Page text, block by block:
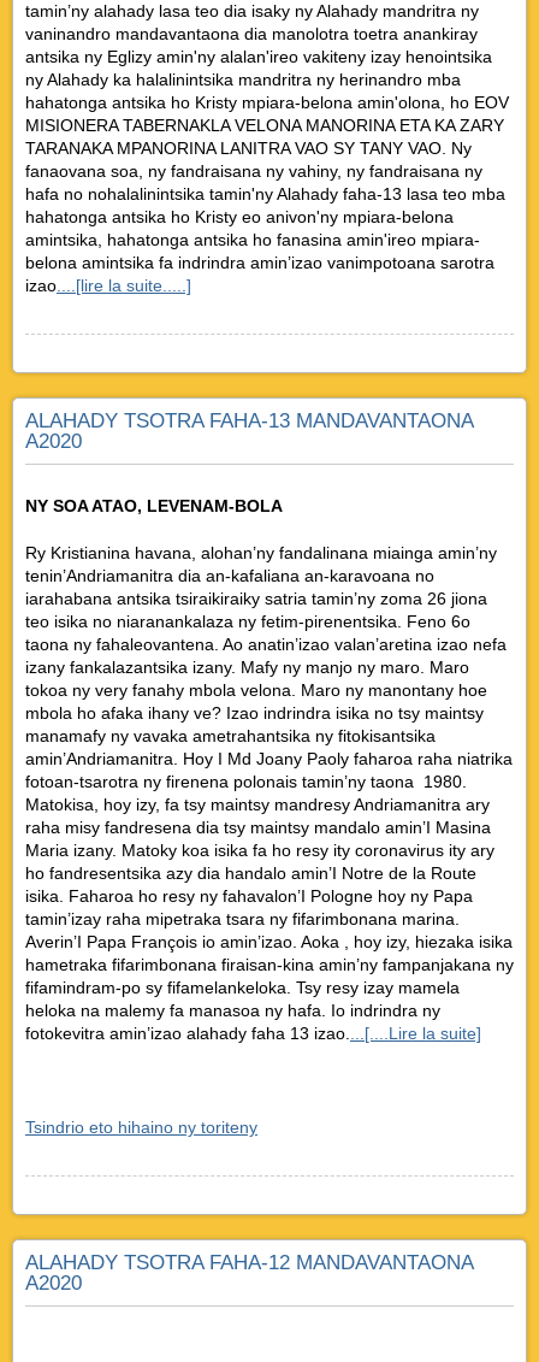
tamin’ny alahady lasa teo dia isaky ny Alahady mandritra ny
vaninandro mandavantaona dia manolotra toetra anankiray
antsika ny Eglizy amin'ny alalan'ireo vakiteny izay henointsika
ny Alahady ka halalinintsika mandritra ny herinandro mba
hahatonga antsika ho Kristy mpiara-belona amin'olona, ho EOV
MISIONERA TABERNAKLA VELONA MANORINA ETA KA ZARY
TARANAKA MPANORINA LANITRA VAO SY TANY VAO. Ny
fanaovana soa, ny fandraisana ny vahiny, ny fandraisana ny
hafa no nohalalinintsika tamin'ny Alahady faha-13 lasa teo mba
hahatonga antsika ho Kristy eo anivon'ny mpiara-belona
amintsika, hahatonga antsika ho fanasina amin'ireo mpiara-
belona amintsika fa indrindra amin’izao vanimpotoana sarotra
izao ....[lire la suite.....]
ALAHADY TSOTRA FAHA-13 MANDAVANTAONA
A2020
NY SOA ATAO, LEVENAM-BOLA
Ry Kristianina havana, alohan’ny fandalinana miainga amin’ny
tenin’Andriamanitra dia an-kafaliana an-karavoana no
iarahabana antsika tsiraikiraiky satria tamin’ny zoma 26 jiona
teo isika no niaranankalaza ny fetim-pirenentsika. Feno 6o
taona ny fahaleovantena. Ao anatin’izao valan’aretina izao nefa
izany fankalazantsika izany. Mafy ny manjo ny maro. Maro
tokoa ny very fanahy mbola velona. Maro ny manontany hoe
mbola ho afaka ihany ve? Izao indrindra isika no tsy maintsy
manamafy ny vavaka ametrahantsika ny fitokisantsika
amin’Andriamanitra. Hoy I Md Joany Paoly faharoa raha niatrika
fotoan-tsarotra ny firenena polonais tamin’ny taona 1980.
Matokisa, hoy izy, fa tsy maintsy mandresy Andriamanitra ary
raha misy fandresena dia tsy maintsy mandalo amin’I Masina
Maria izany. Matoky koa isika fa ho resy ity coronavirus ity ary
ho fandresentsika azy dia handalo amin’I Notre de la Route
isika. Faharoa ho resy ny fahavalon’I Pologne hoy ny Papa
tamin’izay raha mipetraka tsara ny fifarimbonana marina.
Averin’I Papa François io amin’izao. Aoka , hoy izy, hiezaka isika
hametraka fifarimbonana firaisan-kina amin’ny fampanjakana ny
fifamindram-po sy fifamelankeloka. Tsy resy izay mamela
heloka na malemy fa manasoa ny hafa. Io indrindra ny
fotokevitra amin’izao alahady faha 13 izao.
...[....Lire la suite]
Tsindrio eto hihaino ny toriteny
ALAHADY TSOTRA FAHA-12 MANDAVANTAONA
A2020